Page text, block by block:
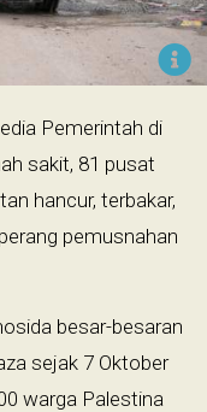
Pemerintah di
sakit, 81 pusat
hancur, terbakar,
pemusnahan
besar-besaran
sejak 7 Oktober
warga Palestina